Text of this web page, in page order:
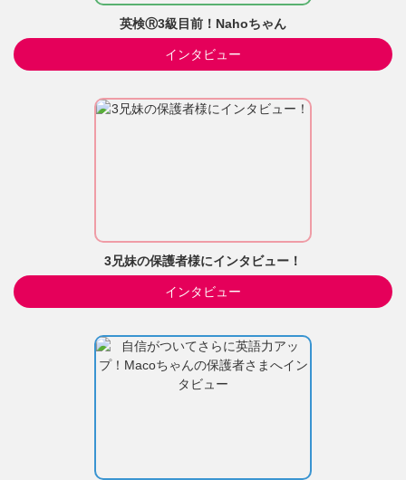
英検Ⓡ3級目前！Nahoちゃん
インタビュー
3兄妹の保護者様にインタビュー！
インタビュー